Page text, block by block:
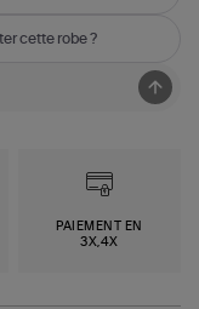
cette robe ?
PAIEMENT EN
3X,4X